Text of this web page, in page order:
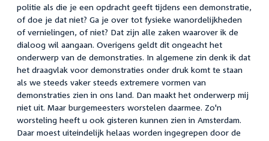
politie als die je een opdracht geeft tijdens een demonstratie,
of doe je dat niet? Ga je over tot fysieke wanordelijkheden
of vernielingen, of niet? Dat zijn alle zaken waarover ik de
dialoog wil aangaan. Overigens geldt dit ongeacht het
onderwerp van de demonstraties. In algemene zin denk ik dat
het draagvlak voor demonstraties onder druk komt te staan
als we steeds vaker steeds extremere vormen van
demonstraties zien in ons land. Dan maakt het onderwerp mij
niet uit. Maar burgemeesters worstelen daarmee. Zo'n
worsteling heeft u ook gisteren kunnen zien in Amsterdam.
Daar moest uiteindelijk helaas worden ingegrepen door de